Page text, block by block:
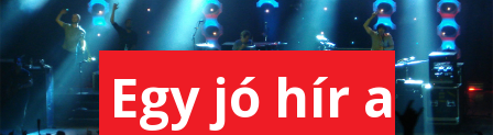
Egy jó hír a